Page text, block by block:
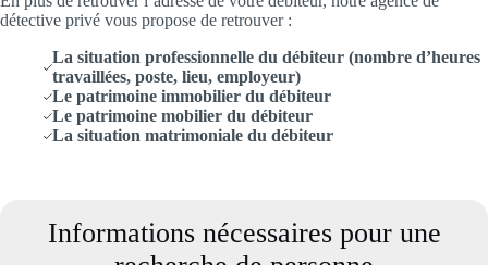
détective privé vous propose de retrouver :
La situation professionnelle du débiteur (nombre d’heures
travaillées, poste, lieu, employeur)
Le patrimoine immobilier du débiteur
Le patrimoine mobilier du débiteur
La situation matrimoniale du débiteur
Informations nécessaires pour une